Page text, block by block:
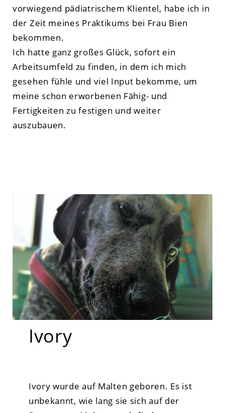
vorwiegend pädiatrischem Klientel, habe ich in
der Zeit meines Praktikums bei Frau Bien
bekommen.
Ich hatte ganz großes Glück, sofort ein
Arbeitsumfeld zu finden, in dem ich mich
gesehen fühle und viel Input bekomme, um
meine schon erworbenen Fähig- und
Fertigkeiten zu festigen und weiter
auszubauen.
Ivory
Ivory wurde auf Malten geboren. Es ist
unbekannt, wie lang sie sich auf der